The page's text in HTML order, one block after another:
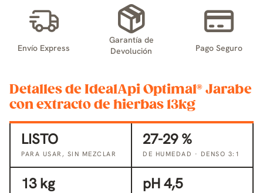
Envío Express
Garantía de
Devolución
Pago Seguro
Detalles de IdealApi Optimal® Jarabe
con extracto de hierbas 13kg
LISTO
PARA USAR, SIN MEZCLAR
27-29 %
DE HUMEDAD · DENSO 3:1
13 kg pH 4,5